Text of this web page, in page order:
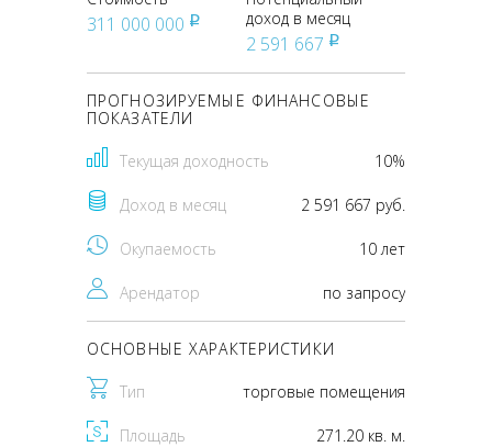
311 000 000 pуб
доход в месяц
2 591 667 pуб
ПРОГНОЗИРУЕМЫЕ ФИНАНСОВЫЕ
ПОКАЗАТЕЛИ
Текущая доходность 10%
Доход в месяц 2 591 667 руб.
Окупаемость 10 лет
Арендатор по запросу
ОСНОВНЫЕ ХАРАКТЕРИСТИКИ
Тип торговые помещения
Площадь 271.20 кв. м.